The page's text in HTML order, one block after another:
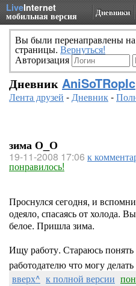
LiveInternet
мобильная версия Дневники
Вы были перенаправлены
страницы. Вернуться!
Авторизация
Дневник AniSoTRopIc
Лента друзей -Дневник-
зима О_О
19-11-2008 17:06 к
понравилось!
Проснулся сегодня, и
одеяло, спасаясь от холода.
белое. Пришла зима.
Ищу работу. Стараюсь понять
работодателю что могу
вверх^ к полной версии